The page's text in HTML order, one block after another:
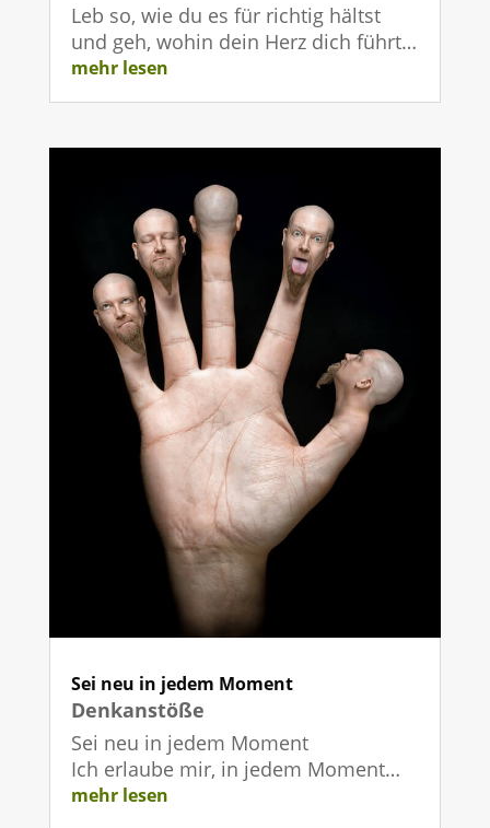
Leb so, wie du es für richtig hältst
und geh, wohin dein Herz dich führt…
mehr lesen
Sei neu in jedem Moment
Denkanstöße
Sei neu in jedem Moment
Ich erlaube mir, in jedem Moment…
mehr lesen